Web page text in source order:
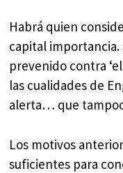
Habrá quien
capital
prevenido contra
las cualidades de
alerta… que
Los motivos
suficientes para